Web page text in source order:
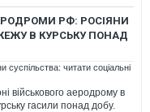
РФ: РОСІЯНИ
В КУРСЬКУ ПОНАД
суспільства: читати соціальні
військового аеродрому в
гасили понад добу.